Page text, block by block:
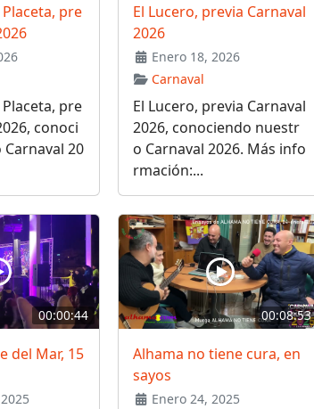
pre
pre
conoci
20
El Lucero, previa Carnaval
2026
Enero 18, 2026
Carnaval
El Lucero, previa Carnaval
2026, conociendo nuestr
o Carnaval 2026. Más info
rmación:...
00:00:44
del Mar, 15
00:08:53
Alhama no tiene cura, en
sayos
Enero 24, 2025